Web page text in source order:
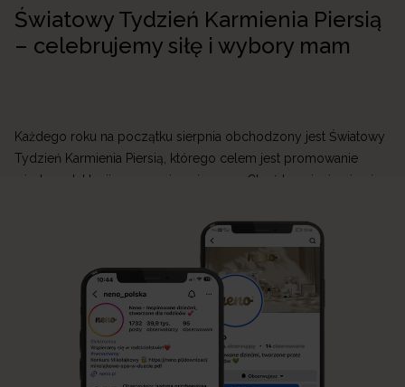
Światowy Tydzień Karmienia Piersią
– celebrujemy siłę i wybory mam
Każdego roku na początku sierpnia obchodzony jest Światowy
Tydzień Karmienia Piersią, którego celem jest promowanie
wiedzy o laktacji oraz wspieranie mam. Choć karmienie piersią
mogą być wymagające. W Neno wierzymy, że każda mama
zasługuje na wsparcie, dlatego tworzymy produkty, które
ułatwiają przygodę z laktacją i sprawiają, że codzienne […]